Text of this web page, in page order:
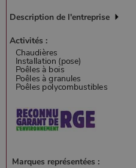
Description de l'entreprise
Activités :
Marques représentées :